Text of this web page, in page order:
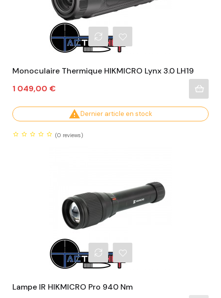
Monoculaire Thermique HIKMICRO Lynx 3.0 LH19
Prix
1 049,00 €
Dernier article en stock
(0 reviews)
Lampe IR HIKMICRO Pro 940 Nm